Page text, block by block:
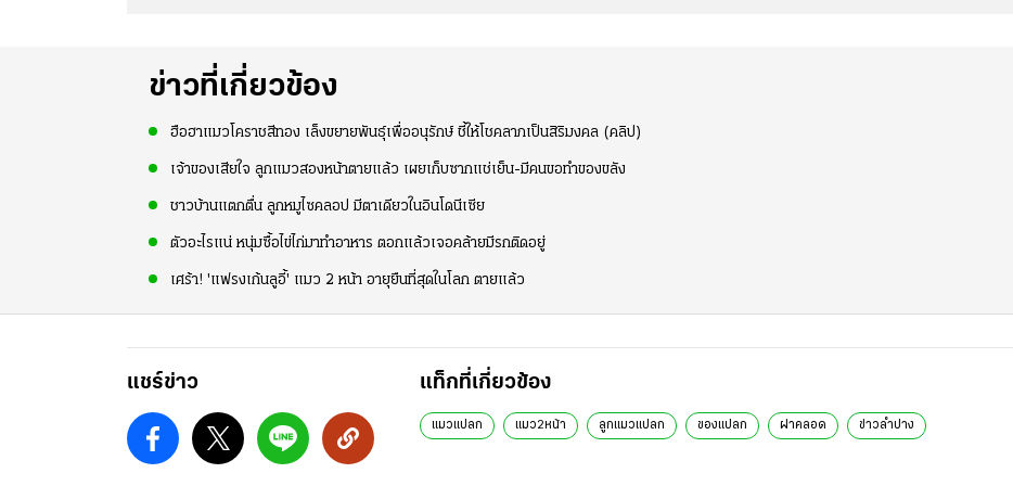
ข่าวที่เกี่ยวข้อง
ฮือฮาแมวโคราชสีทอง เล็งขยายพันธุ์เพื่ออนุรักษ์ ชี้ให้โชคลาภเป็นสิริมงคล (คลิป)
เจ้าของเสียใจ ลูกแมวสองหน้าตายแล้ว เผยเก็บซากแช่เย็น-มีคนขอทำของขลัง
ชาวบ้านแตกตื่น ลูกหมูไซคลอป มีตาเดียวในอินโดนีเซีย
ตัวอะไรแน่ หนุ่มซื้อไข่ไก่มาทำอาหาร ตอกแล้วเจอคล้ายมีรกติดอยู่
เศร้า! 'แฟรงเก้นลูอี้' แมว 2 หน้า อายุยืนที่สุดในโลก ตายแล้ว
แชร์ข่าว แท็กที่เกี่ยวข้อง
แมวแปลก แมว2หน้า ลูกแมวแปลก ของแปลก ผ่าคลอด ข่าวลำปาง